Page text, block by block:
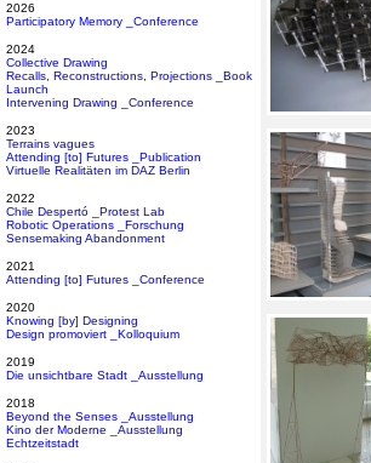
2026
Participatory Memory _Conference
2024
Collective Drawing
Recalls, Reconstructions, Projections _Book
Launch
Intervening Drawing _Conference
2023
Terrains vagues
Attending [to] Futures _Publication
Virtuelle Realitäten im DAZ Berlin
2022
Chile Despertó _Protest Lab
Robotic Operations _Forschung
Sensemaking Abandonment
2021
Attending [to] Futures _Conference
2020
Knowing [by] Designing
Design promoviert _Kolloquium
2019
Die unsichtbare Stadt _Ausstellung
2018
Beyond the Senses _Ausstellung
Kino der Moderne _Ausstellung
Echtzeitstadt